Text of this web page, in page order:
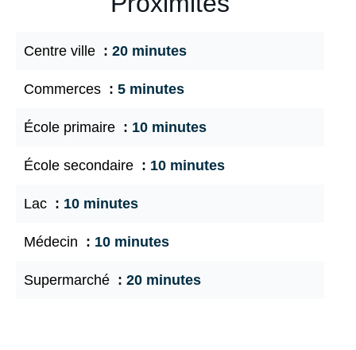
Centre ville 20 minutes
Commerces 5 minutes
École primaire 10 minutes
École secondaire 10 minutes
Lac 10 minutes
Médecin 10 minutes
Supermarché 20 minutes